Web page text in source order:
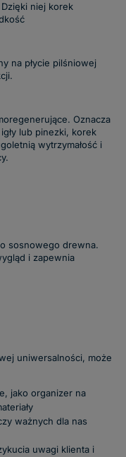
niej korek
na płycie pilśniowej
Oznacza
lub pinezki, korek
wytrzymałość i
sosnowego drewna.
i zapewnia
uniwersalności, może
jako organizer na
ważnych dla nas
uwagi klienta i